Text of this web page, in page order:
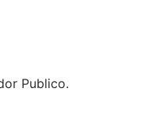
Publico.